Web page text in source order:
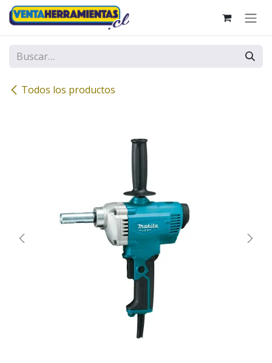
Ir al contenido
Todos los productos